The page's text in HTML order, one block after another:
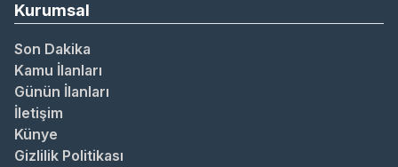
Kurumsal
Son Dakika
Kamu İlanları
Günün İlanları
İletişim
Künye
Gizlilik Politikası